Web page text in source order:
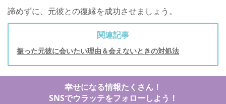
諦めずに、元彼との復縁を成功させましょう。
関連記事
振った元彼に会いたい理由＆会えないときの対処法
幸せになる情報たくさん！
SNSでウラッテをフォローしよう！